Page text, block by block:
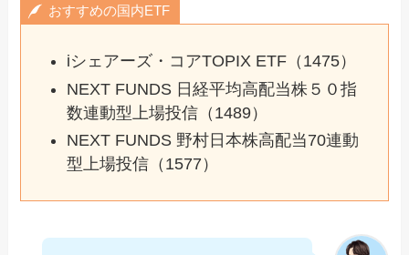
おすすめの国内ETF
iシェアーズ・コアTOPIX ETF（1475）
NEXT FUNDS 日経平均高配当株５０指
数連動型上場投信（1489）
NEXT FUNDS 野村日本株高配当70連動
型上場投信（1577）